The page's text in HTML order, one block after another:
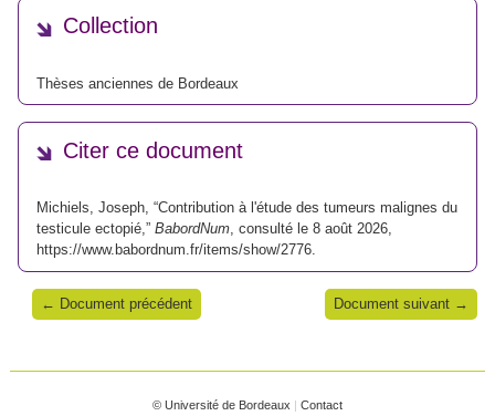
Collection
Thèses anciennes de Bordeaux
Citer ce document
Michiels, Joseph, “Contribution à l'étude des tumeurs malignes du
testicule ectopié,” BabordNum, consulté le 8 août 2026,
https://www.babordnum.fr/items/show/2776.
← Document précédent Document suivant →
© Université de Bordeaux | Contact